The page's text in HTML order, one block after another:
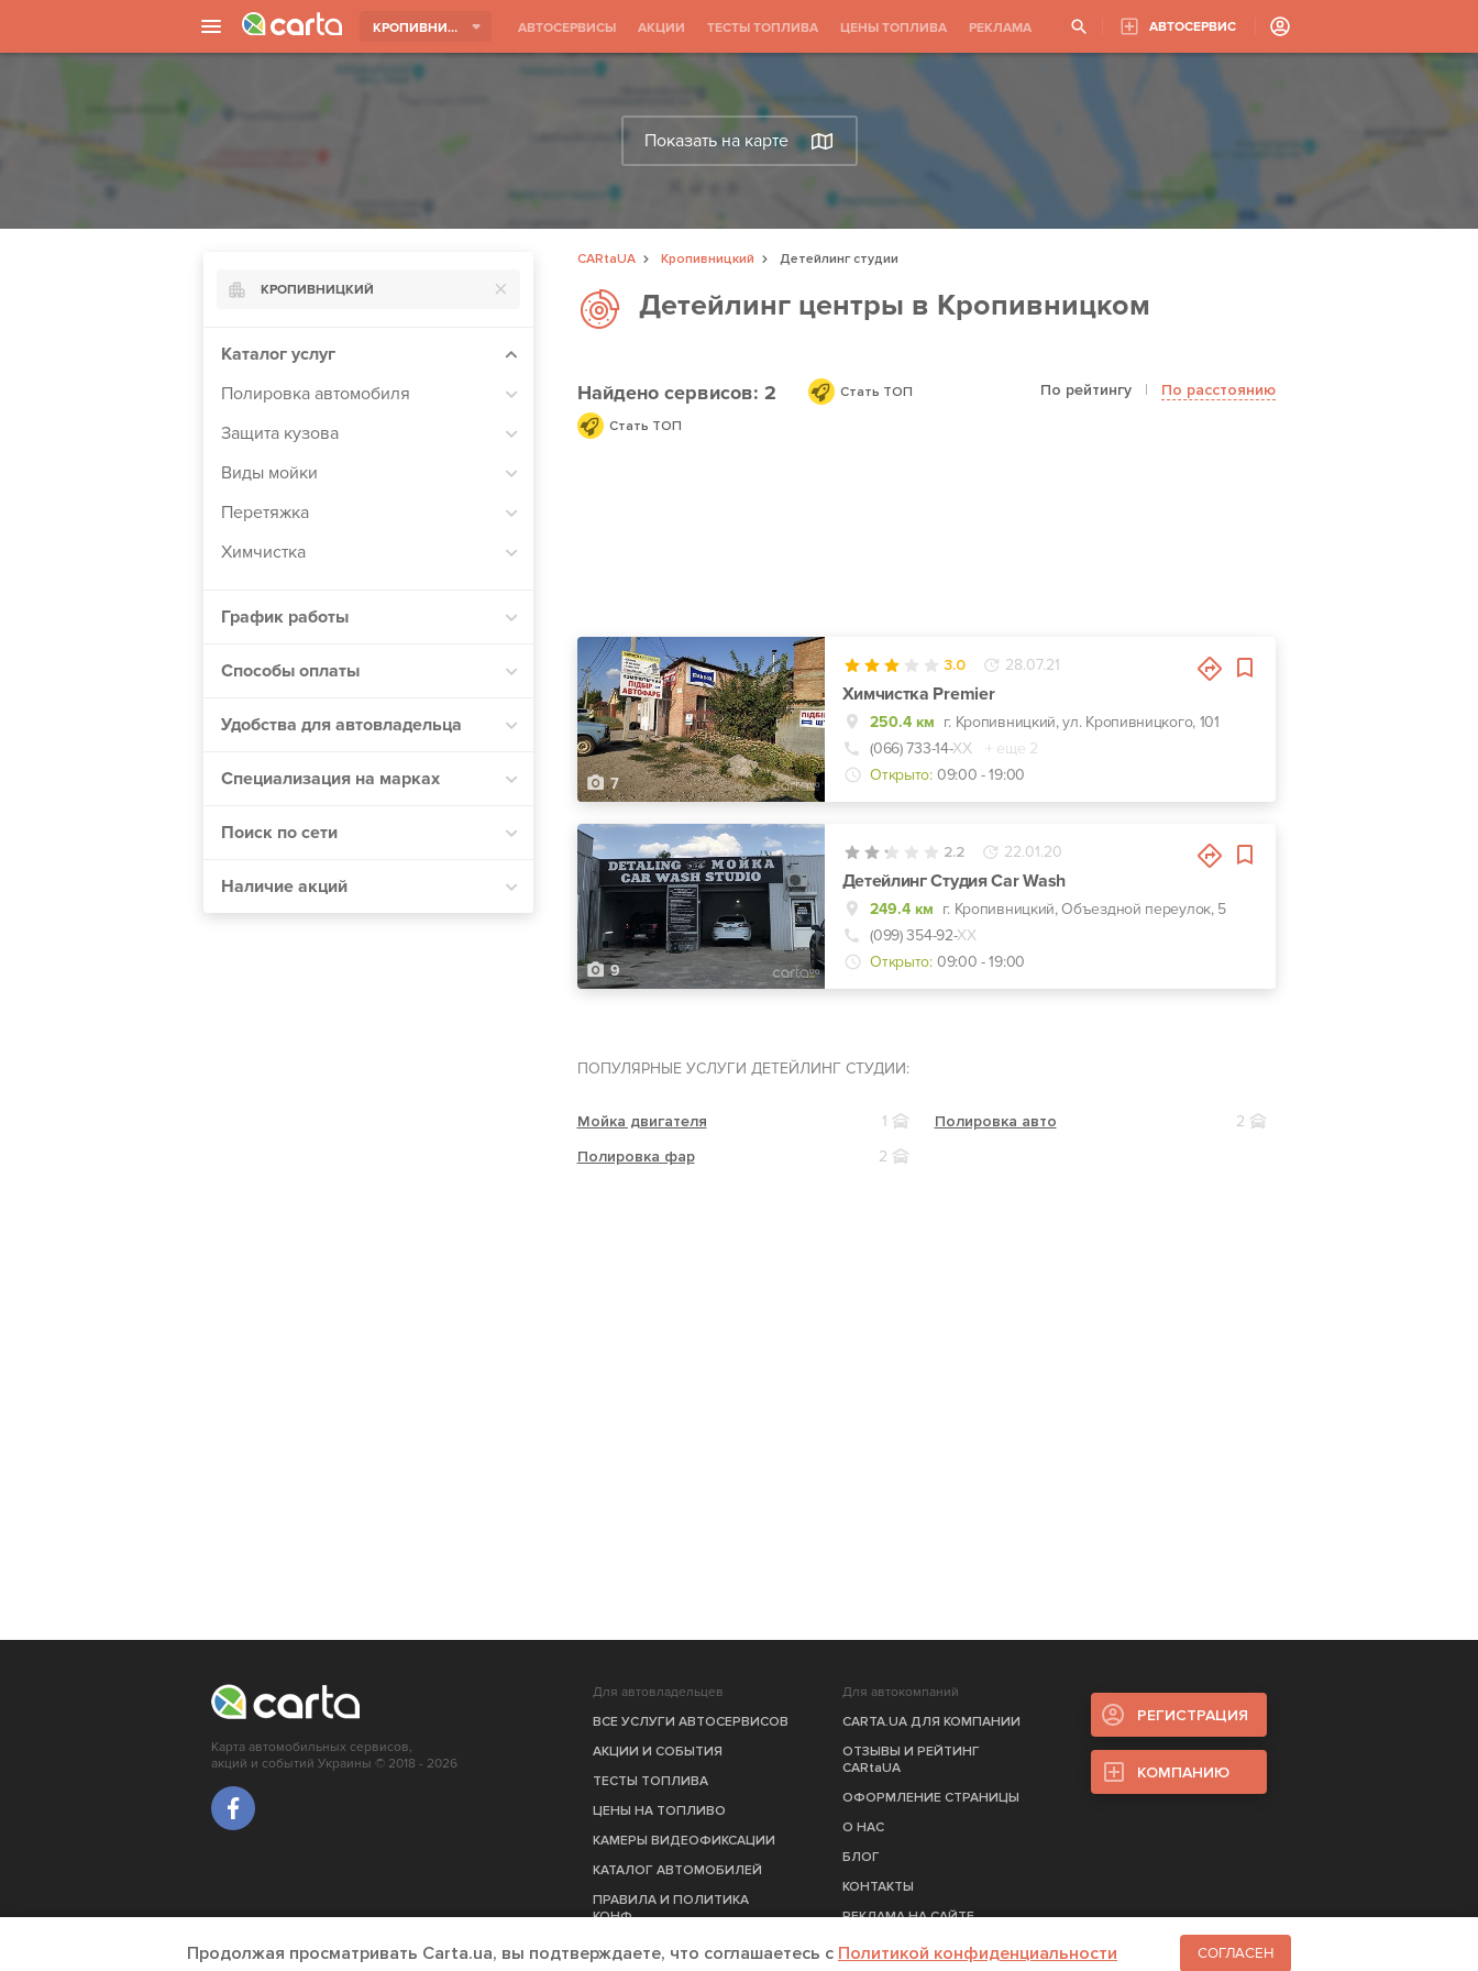
КРОПИВНИЦКИЙ АВТОСЕРВИСЫ АКЦИИ ТЕСТЫ ТОПЛИВА ЦЕНЫ ТОПЛИВА РЕКЛАМА АВТОСЕРВИС
Показать на карте
CARtaUA Кропивницкий
Детейлинг студии
КРОПИВНИЦКИЙ
Борисполь
Запорожье
Ужгород
Винница
Днепр
Одесса
Сумы
Полтава
Каталог услуг
Полировка автомобиля
Защита кузова
Виды мойки
Перетяжка
Химчистка
График работы
Способы оплаты
Удобства для автовладельца
Специализация на марках
Поиск по сети
Наличие акций
Детейлинг центры в Кропивницком
Найденосервисов: 2 Стать ТОП По рейтингу | По расстоянию
Стать ТОП
7
3.0 28.07.21
Химчистка Premier
250.4 км г. Кропивницкий, ул. Кропивницкого, 101
(066) 733-14-ХХ
+ еще 2
Открыто: 09:00 - 19:00
9
2.2 22.01.20
Детейлинг Студия Car Wash
249.4 км г. Кропивницкий, Объездной переулок, 5
(099) 354-92-ХХ
Открыто: 09:00 - 19:00
ПОПУЛЯРНЫЕ УСЛУГИ ДЕТЕЙЛИНГ СТУДИИ:
Мойка двигателя 1 Полировка авто
2
Полировка фар
2
Карта автомобильных сервисов,
акций и событий Украины © 2018 - 2026
Для автовладельцев
ВСЕ УСЛУГИ АВТОСЕРВИСОВ
АКЦИИ И СОБЫТИЯ
ТЕСТЫ ТОПЛИВА
ЦЕНЫ НА ТОПЛИВО
КАМЕРЫ ВИДЕОФИКСАЦИИ
КАТАЛОГ АВТОМОБИЛЕЙ
ПРАВИЛА И ПОЛИТИКА
КОНФ.
ПУБЛИЧНЫЙ ДОГОВОР
Для автокомпаний
CARTA.UA ДЛЯ КОМПАНИИ
ОТЗЫВЫ И РЕЙТИНГ
CARtaUA
ОФОРМЛЕНИЕ СТРАНИЦЫ
О НАС
БЛОГ
КОНТАКТЫ
РЕКЛАМА НА САЙТЕ
РЕГИСТРАЦИЯ
КОМПАНИЮ
Продолжая просматривать Carta.ua, вы подтверждаете, что соглашаетесь c Политикой конфиденциальности СОГЛАСЕН